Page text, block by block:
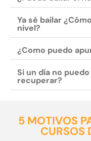
Ya sé bailar
nivel?
¿Como puedo
Si un día no
recuperar?
5 MOTIVOS
CURSOS